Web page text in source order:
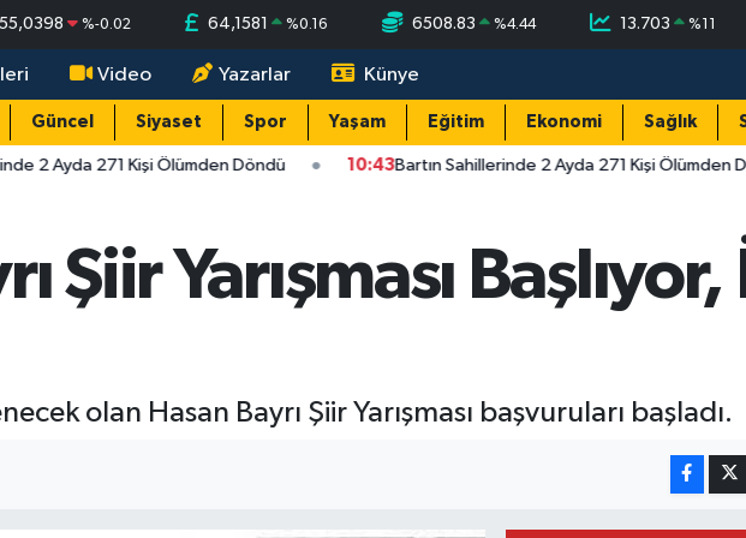
55,0398 %-0.02 64,1581 %0.16 6508.83 %4.44 13.703 %11
Video Yazarlar Künye
Güncel Siyaset Spor Yaşam Eğitim Ekonomi Sağlık
2 Ayda 271 Kişi Ölümden Döndü 10:43Bartın Sahillerinde 2 Ayda 271 Kişi Ölümden
Şiir Yarışması Başlıyor,
olan Hasan Bayrı Şiir Yarışması başvuruları başladı.